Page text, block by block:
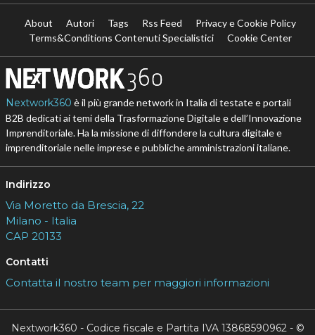
About Autori Tags Rss Feed
Privacy e Cookie Policy
Terms&Conditions Contenuti Specialistici
Cookie Center
Nextwork360 è il più grande network in Italia di testate e portali
B2B dedicati ai temi della Trasformazione Digitale e dell’Innovazione
Imprenditoriale. Ha la missione di diffondere la cultura digitale e
imprenditoriale nelle imprese e pubbliche amministrazioni italiane.
Indirizzo
Via Moretto da Brescia, 22
Milano - Italia
CAP 20133
Contatti
Contatta il nostro team per maggiori informazioni
Nextwork360 - Codice fiscale e Partita IVA 13868590962 - ©